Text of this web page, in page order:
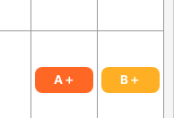
A＋ B＋